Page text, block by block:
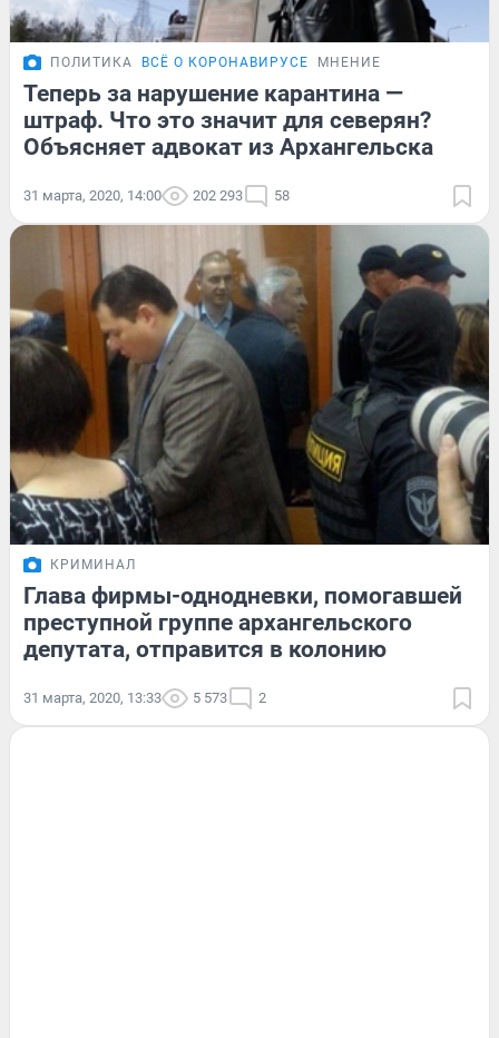
ПОЛИТИКА ВСЁ О КОРОНАВИРУСЕ МНЕНИЕ
Теперь за нарушение карантина —
штраф. Что это значит для северян?
Объясняет адвокат из Архангельска
31 марта, 2020, 14:00 202 293 58
КРИМИНАЛ
Глава фирмы-однодневки, помогавшей
преступной группе архангельского
депутата, отправится в колонию
31 марта, 2020, 13:33 5 573 2